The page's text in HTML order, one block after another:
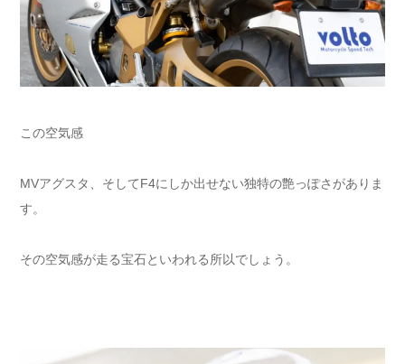
この空気感
MVアグスタ、そしてF4にしか出せない独特の艶っぽさがありま
す。
その空気感が走る宝石といわれる所以でしょう。